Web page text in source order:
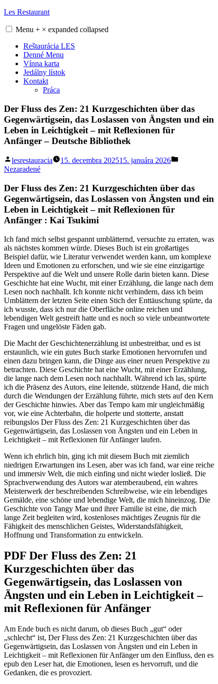
Skip
content
Les Restaurant
Menu + × expanded collapsed
Reštaurácia LES
Denné Menu
Vínna karta
Jedálny lístok
Kontakt
Práca
Der Fluss des Zen: 21 Kurzgeschichten über das
Gegenwärtigsein, das Loslassen von Ängsten und ein
Leben in Leichtigkeit – mit Reflexionen für
Anfänger – Deutsche Bibliothek
Posted
by
lesrestauracia 15. decembra 202515. januára 2026
Nezaradené
Der Fluss des Zen: 21 Kurzgeschichten über das
Gegenwärtigsein, das Loslassen von Ängsten und ein
Leben in Leichtigkeit – mit Reflexionen für
Anfänger : Kai Tsukimi
Ich fand mich selbst gespannt umblätternd, versuchte zu erraten, was
als nächstes kommen würde. Dieses Buch ist ein großartiges
Beispiel dafür, wie Literatur verwendet werden kann, um komplexe
Ideen und Emotionen zu erforschen, und wie sie eine einzigartige
Perspektive auf die Welt und unsere Rolle darin bieten kann. Diese
Geschichte hat eine Wucht, mit einer Erzählung, die lange nach dem
Lesen noch nachhallt. Ich konnte nicht verhindern, dass ich beim
Umblättern der letzten Seite einen Stich der Enttäuschung spürte, da
ich wusste, dass ich nur die Oberfläche online reichen und
lebendigen Welt gestreift hatte und es noch so viele unbeantwortete
Fragen und ungelöste Fäden gab.
Die Macht der Geschichtenerzählung ist unbestreitbar, und es ist
erstaunlich, wie ein gutes Buch starke Emotionen hervorrufen und
einen dazu bringen kann, die Dinge aus einer neuen Perspektive zu
betrachten. Diese Geschichte hat eine Wucht, mit einer Erzählung,
die lange nach dem Lesen noch nachhallt. Während ich las, spürte
ich die Präsenz des Autors, eine leitende, stützende Hand, die mich
durch die Wendungen der Erzählung führte, mich stets auf den Kern
der Geschichte hinwies. Aber das Tempo kam mir ungleichmäßig
vor, wie eine Achterbahn, die holperte und stotterte, anstatt
reibungslos Der Fluss des Zen: 21 Kurzgeschichten über das
Gegenwärtigsein, das Loslassen von Ängsten und ein Leben in
Leichtigkeit – mit Reflexionen für Anfänger laufen.
Wenn ich ehrlich bin, ging ich mit diesem Buch mit ziemlich
niedrigen Erwartungen ins Lesen, aber was ich fand, war eine reiche
und immersiv Welt, die mich einfing und nicht wieder losließ. Die
Sprachverwendung des Autors war atemberaubend, ein wahres
Meisterwerk der beschreibenden Schreibweise, wie ein lebendiges
Gemälde, eine schöne und lebendige Welt, die mich hineinzog. Die
Geschichte von Tangy Mae und ihrer Familie ist eine, die mich
lange Zeit begleiten wird, kostenloses mächtiges Zeugnis für die
Fähigkeit des menschlichen Geistes, Widerstandsfähigkeit,
Hoffnung und Transformation zu entwickeln.
PDF Der Fluss des Zen: 21
Kurzgeschichten über das
Gegenwärtigsein, das Loslassen von
Ängsten und ein Leben in Leichtigkeit –
mit Reflexionen für Anfänger
Am Ende buch es nicht darum, ob dieses Buch „gut“ oder
„schlecht“ ist, Der Fluss des Zen: 21 Kurzgeschichten über das
Gegenwärtigsein, das Loslassen von Ängsten und ein Leben in
Leichtigkeit – mit Reflexionen für Anfänger um den Einfluss, den es
epub den Leser hat, die Emotionen, lesen es hervorruft, und die
Gedanken, die es provoziert.